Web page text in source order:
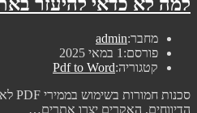
מחבר:admin
פורסם: 1 במאי 2025
קטגוריה:Pdf to Word
הדיווחים, האקרים יצרו אתרים…